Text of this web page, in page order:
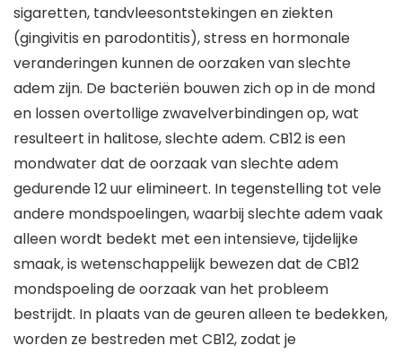
sigaretten, tandvleesontstekingen en ziekten
(gingivitis en parodontitis), stress en hormonale
veranderingen kunnen de oorzaken van slechte
adem zijn. De bacteriën bouwen zich op in de mond
en lossen overtollige zwavelverbindingen op, wat
resulteert in halitose, slechte adem. CB12 is een
mondwater dat de oorzaak van slechte adem
gedurende 12 uur elimineert. In tegenstelling tot vele
andere mondspoelingen, waarbij slechte adem vaak
alleen wordt bedekt met een intensieve, tijdelijke
smaak, is wetenschappelijk bewezen dat de CB12
mondspoeling de oorzaak van het probleem
bestrijdt. In plaats van de geuren alleen te bedekken,
worden ze bestreden met CB12, zodat je